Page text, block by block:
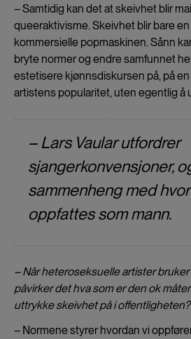
– Samtidig kan det at skeivhet blir
queeraktivisme. Skeivhet blir bare
kommersielle popmaskinen. Sånn
bryte normer og endre samfunnet
estetisere kjønnsdiskursen på, på
artistens popularitet, uten egentlig å
– Lars Vaular utfordrer
sjangerkonvensjoner,
sammenheng med
oppfattes som mann.
– Når heteroseksuelle artister
påvirker det hva som er den ok
uttrykke skeivhet på i offentligheten?
– Normene styrer hvordan vi